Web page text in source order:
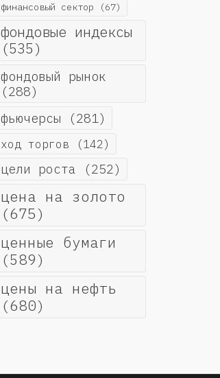
финансовый сектор (67)
фондовые индексы
(535)
фондовый рынок
(288)
фьючерсы (281)
ход торгов (142)
цели роста (252)
цена на золото
(675)
ценные бумаги
(589)
цены на нефть
(680)